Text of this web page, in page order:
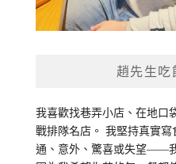
趙先生吃
我喜歡找巷弄小店、在地口
戰排隊名店。 我堅持真實寫
通、意外、驚喜或失望——